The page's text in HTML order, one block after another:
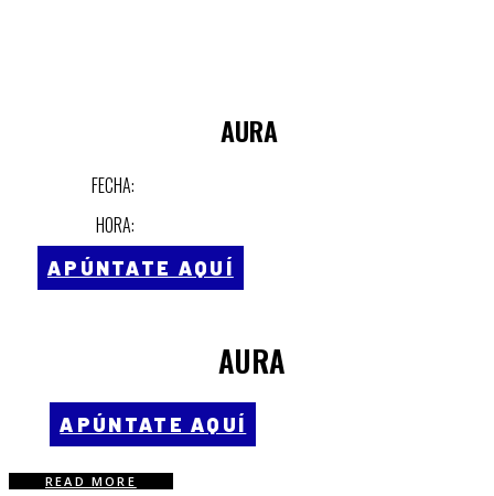
AURA
FECHA:
HORA:
APÚNTATE AQUÍ
AURA
APÚNTATE AQUÍ
READ MORE